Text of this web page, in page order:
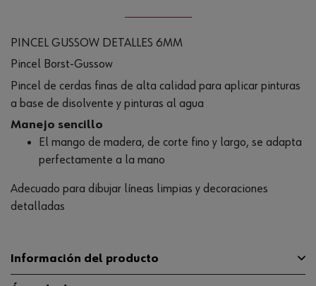
PINCEL GUSSOW DETALLES 6MM
Pincel Borst-Gussow
Pincel de cerdas finas de alta calidad para aplicar pinturas
a base de disolvente y pinturas al agua
Manejo sencillo
El mango de madera, de corte fino y largo, se adapta
perfectamente a la mano
Adecuado para dibujar líneas limpias y decoraciones
detalladas
Información del producto